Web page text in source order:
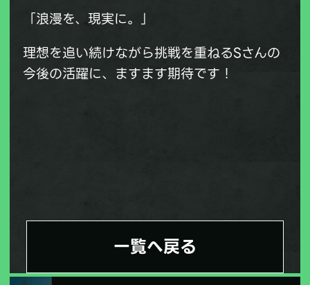
「浪漫を、現実に。」
理想を追い続けながら挑戦を重ねるSさんの
今後の活躍に、ますます期待です！
一覧へ戻る